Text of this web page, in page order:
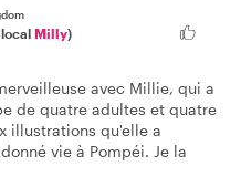
Milly)
avec Millie, qui a
de quatre adultes et quatre
illustrations qu'elle a
vie à Pompéi. Je la